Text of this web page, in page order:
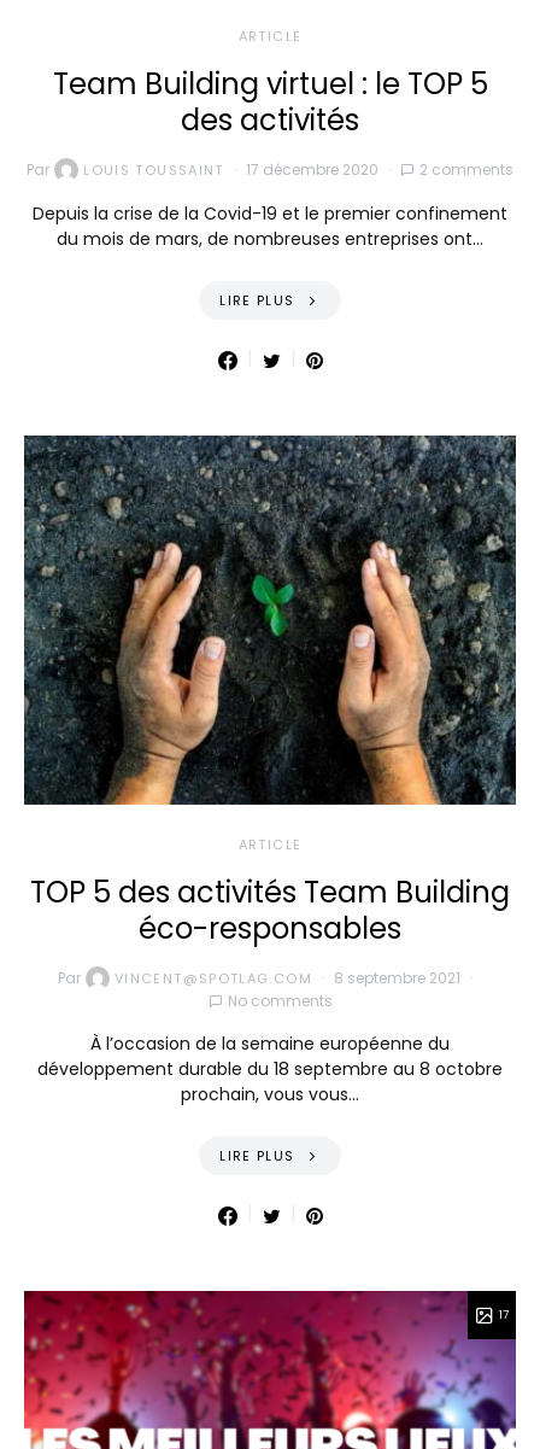
ARTICLE
Team Building virtuel : le TOP 5
des activités
Par LOUIS TOUSSAINT 17 décembre 2020 2 comments
Depuis la crise de la Covid-19 et le premier confinement
du mois de mars, de nombreuses entreprises ont…
LIRE PLUS
ARTICLE
TOP 5 des activités Team Building
éco-responsables
Par VINCENT@SPOTLAG.COM
8 septembre 2021
No comments
À l’occasion de la semaine européenne du
développement durable du 18 septembre au 8 octobre
prochain, vous vous…
LIRE PLUS
17